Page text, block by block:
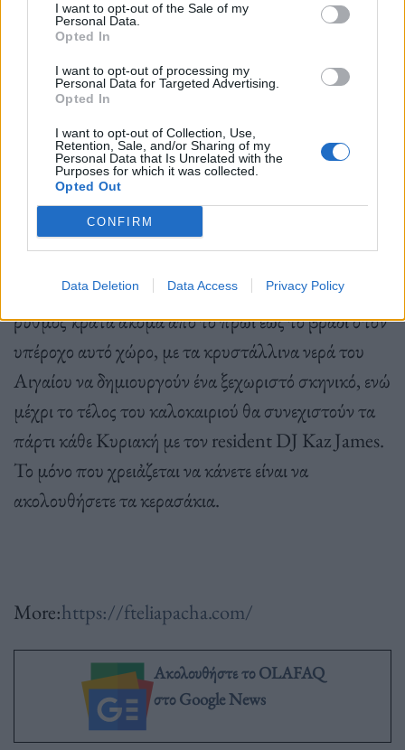
I want to opt-out of the Sale of my
Personal Data.
Opted In
I want to opt-out of processing my
Personal Data for Targeted Advertising.
Opted In
I want to opt-out of Collection, Use,
Retention, Sale, and/or Sharing of my
Personal Data that Is Unrelated with the
Purposes for which it was collected.
Opted Out
CONFIRM
Data Deletion Data Access Privacy Policy
Στο Ftelia Pacha Mykonos ο χώρος
μεταμορφώνεται όσο περνά η ώρα και μέχρι τα
μεσάνυκτα εδώ είναι ο απόλυτος χώρος πάρτι.
Μεταφέροντας το μοναδικό πνεύμα της Ίμπιζα στη
Μύκονο, η λίστα των DJs που έπαιξαν στο Ftelia
Pacha Mykonos περιλάμβανε πολλά γνωστά
αξέχαστες βραδιές του φετινού καλοκαιριού. Ο
ρυθμός κρατά ακόμα από το πρωί έως το βράδι στον
υπέροχο αυτό χώρο, με τα κρυστάλλινα νερά του
Αιγαίου να δημιουργούν ένα ξεχωριστό σκηνικό, ενώ
μέχρι το τέλος του καλοκαιριού θα συνεχιστούν τα
πάρτι κάθε Κυριακή με τον resident DJ Kaz James.
Το μόνο που χρειἀζεται να κάνετε είναι να
ακολουθήσετε τα κερασάκια.
More:https://fteliapacha.com/
Ακολουθήστε το OLAFAQ
στο Google News